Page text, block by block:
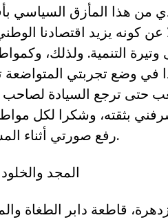
من هذا المأزق السياسي
كونه يزيد اقتصادنا
وتيرة التنمية. ولذلك،
في وضع تجربتي
ترجع السيادة لصاحب
بثقته، وشكرا لكل
رفع صورتي أثناء المسيرات المباركة.
المجد والخلود
قاطعة دابر الطغاة